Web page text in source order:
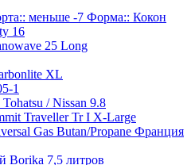
меньше -7 Форма:: Кокон
16
25 Long
XL
1
/ Nissan 9.8
Traveller Tr I X-Large
Gas Butan/Propane Франция
Borika 7,5 литров